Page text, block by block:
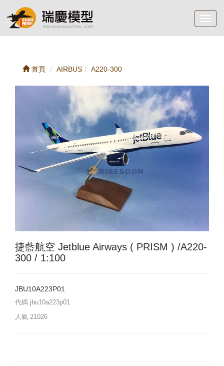
首頁 AIRBUS A220-300
捷藍航空 Jetblue Airways ( PRISM ) /A220-
300 / 1:100
JBU10A223P01
代碼 jbu10a223p01
人氣 21026